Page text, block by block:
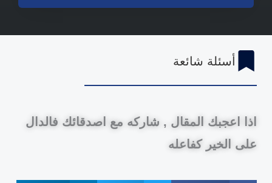
أسئلة شائعة
اذا اعجبك المقال , شاركه مع اصدقائك فالدال
على الخير كفاعله